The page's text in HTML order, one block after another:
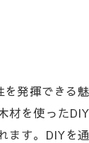
発揮できる
を使った
す。DIYを